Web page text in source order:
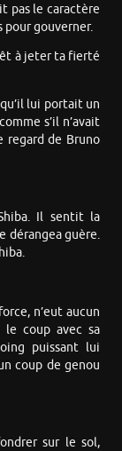
pas le caractère
pour gouverner.
à jeter ta fierté
lui portait un
s’il n’avait
regard de Bruno
Il sentit la
dérangea guère.
n’eut aucun
le coup avec sa
puissant lui
coup de genou
sur le sol,